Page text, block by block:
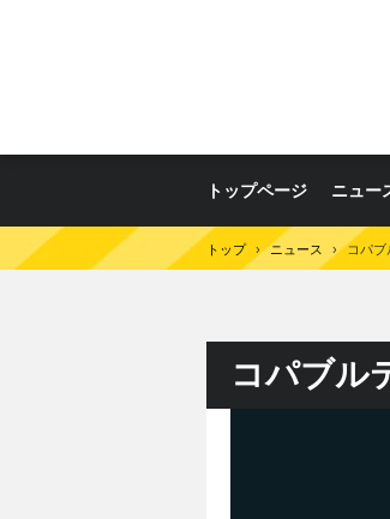
トップページ ニュー
トップ › ニュース › コパブ
コパブル